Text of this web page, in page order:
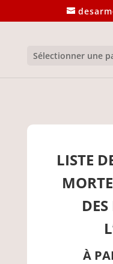
Sélectionner une
LISTE
À